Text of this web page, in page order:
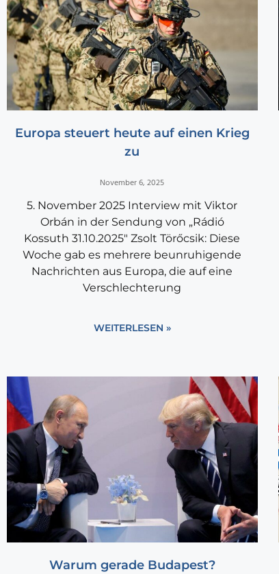
Europa steuert heute auf einen Krieg
zu
November 6, 2025
5. November 2025 Interview mit Viktor
Orbán in der Sendung von „Rádió
Kossuth 31.10.2025″ Zsolt Törőcsik: Diese
Woche gab es mehrere beunruhigende
Nachrichten aus Europa, die auf eine
Verschlechterung
WEITERLESEN »
Warum gerade Budapest?